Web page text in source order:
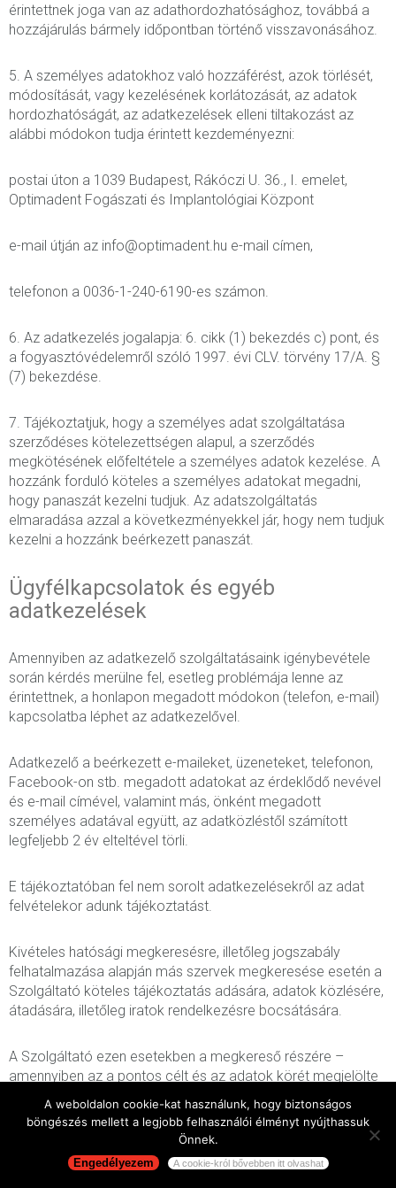
érintettnek joga van az adathordozhatósághoz, továbbá a
hozzájárulás bármely időpontban történő visszavonásához.
5. A személyes adatokhoz való hozzáférést, azok törlését,
módosítását, vagy kezelésének korlátozását, az adatok
hordozhatóságát, az adatkezelések elleni tiltakozást az
alábbi módokon tudja érintett kezdeményezni:
postai úton a 1039 Budapest, Rákóczi U. 36., I. emelet,
Optimadent Fogászati és Implantológiai Központ
e-mail útján az info@optimadent.hu e-mail címen,
telefonon a 0036-1-240-6190-es számon.
6. Az adatkezelés jogalapja: 6. cikk (1) bekezdés c) pont, és
a fogyasztóvédelemről szóló 1997. évi CLV. törvény 17/A. §
(7) bekezdése.
7. Tájékoztatjuk, hogy a személyes adat szolgáltatása
szerződéses kötelezettségen alapul, a szerződés
megkötésének előfeltétele a személyes adatok kezelése. A
hozzánk forduló köteles a személyes adatokat megadni,
hogy panaszát kezelni tudjuk. Az adatszolgáltatás
elmaradása azzal a következményekkel jár, hogy nem tudjuk
kezelni a hozzánk beérkezett panaszát.
Ügyfélkapcsolatok és egyéb
adatkezelések
Amennyiben az adatkezelő szolgáltatásaink igénybevétele
során kérdés merülne fel, esetleg problémája lenne az
érintettnek, a honlapon megadott módokon (telefon, e-mail)
kapcsolatba léphet az adatkezelővel.
Adatkezelő a beérkezett e-maileket, üzeneteket, telefonon,
Facebook-on stb. megadott adatokat az érdeklődő nevével
és e-mail címével, valamint más, önként megadott
személyes adatával együtt, az adatközléstől számított
legfeljebb 2 év elteltével törli.
E tájékoztatóban fel nem sorolt adatkezelésekről az adat
felvételekor adunk tájékoztatást.
Kivételes hatósági megkeresésre, illetőleg jogszabály
felhatalmazása alapján más szervek megkeresése esetén a
Szolgáltató köteles tájékoztatás adására, adatok közlésére,
átadására, illetőleg iratok rendelkezésre bocsátására.
A Szolgáltató ezen esetekben a megkereső részére –
amennyiben az a pontos célt és az adatok körét megjelölte
– személyes adatot csak annyit és olyan mértékben ad ki,
amely a megkeresés céljának megvalósításához
elengedhetetlenül szükséges.
A weboldalon cookie-kat használunk, hogy biztonságos
böngészés mellett a legjobb felhasználói élményt nyújthassuk
Önnek.
Engedélyezem A cookie-król bővebben itt olvashat